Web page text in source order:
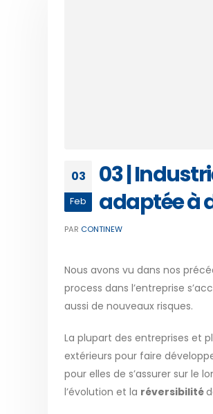
03
Feb
03 |
adaptée à
PAR CONTINEW
Nous avons vu dans nos
process dans l’entreprise
aussi de nouveaux risques.
La plupart des entreprises et
extérieurs pour faire
pour elles de s’assurer sur le
l’évolution et la réversibilité